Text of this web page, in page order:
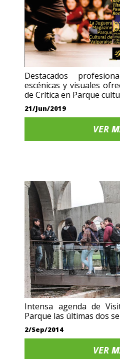
Destacados
escénicas y visuales
de Crítica en Parque
21/Jun/2019
VER
Intensa agenda de
Parque las últimas dos
2/Sep/2014
VER